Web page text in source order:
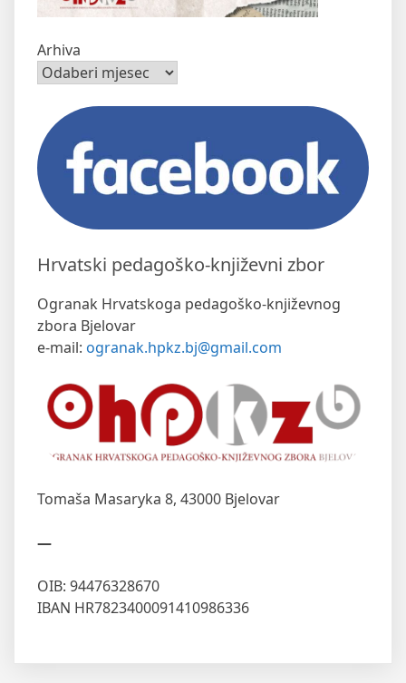
Arhiva
Hrvatski pedagoško-književni zbor
Ogranak Hrvatskoga pedagoško-književnog
zbora Bjelovar
e-mail: ogranak.hpkz.bj@gmail.com
Tomaša Masaryka 8, 43000 Bjelovar
—
OIB: 94476328670
IBAN HR7823400091410986336